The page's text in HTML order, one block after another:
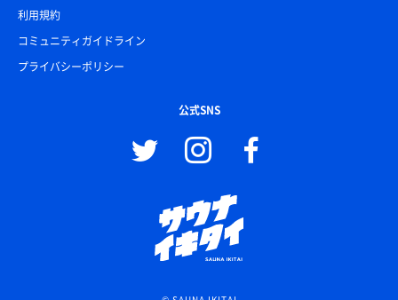
利用規約
コミュニティガイドライン
プライバシーポリシー
公式SNS